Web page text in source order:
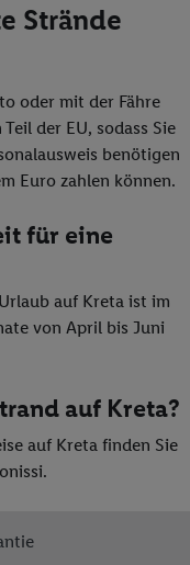
Strände
oder mit der Fähre
der EU, sodass Sie
benötigen
Euro zahlen können.
für eine
auf Kreta ist im
von April bis Juni
auf Kreta?
auf Kreta finden Sie